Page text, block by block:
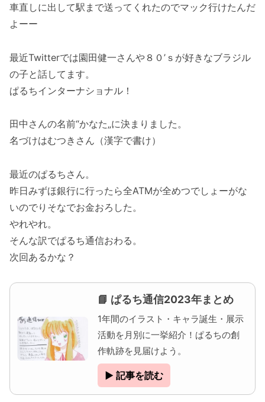
車直しに出して駅まで送ってくれたのでマック行けたんだ
よーー
最近Twitterでは園田健一さんや８０’ｓが好きなブラジル
の子と話してます。
ぱるちインターナショナル！
田中さんの名前“かなた„に決まりました。
名づけはむつきさん（漢字で書け）
最近のぱるちさん。
昨日みずほ銀行に行ったら全ATMが全めつでしょーがな
いのでりそなでお金おろした。
やれやれ。
そんな訳でぱるち通信おわる。
次回あるかな？
📘 ぱるち通信2023年まとめ
1年間のイラスト・キャラ誕生・展示
活動を月別に一挙紹介！ぱるちの創
作軌跡を見届けよう。
▶ 記事を読む